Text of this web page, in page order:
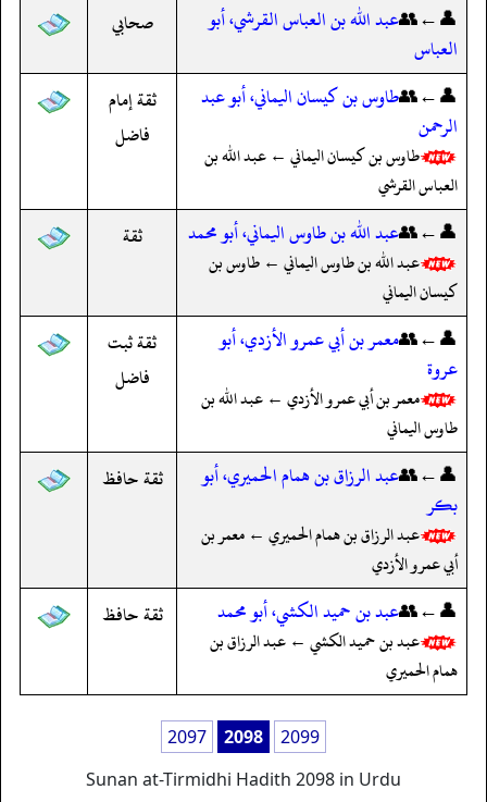
👤←👥عبد الله بن العباس القرشي، أبو
العباس
صحابي
👤←👥طاوس بن كيسان اليماني، أبو عبد
الرحمن
طاوس بن كيسان اليماني ← عبد الله بن
العباس القرشي
ثقة إمام
فاضل
👤←👥عبد الله بن طاوس اليماني، أبو محمد
عبد الله بن طاوس اليماني ← طاوس بن
كيسان اليماني
ثقة
👤←👥معمر بن أبي عمرو الأزدي، أبو
عروة
معمر بن أبي عمرو الأزدي ← عبد الله بن
طاوس اليماني
ثقة ثبت
فاضل
👤←👥عبد الرزاق بن همام الحميري، أبو
بكر
عبد الرزاق بن همام الحميري ← معمر بن
أبي عمرو الأزدي
ثقة حافظ
👤←👥عبد بن حميد الكشي، أبو محمد
عبد بن حميد الكشي ← عبد الرزاق بن
همام الحميري
ثقة حافظ
2097 2098
2099
Sunan at-Tirmidhi Hadith 2098 in Urdu